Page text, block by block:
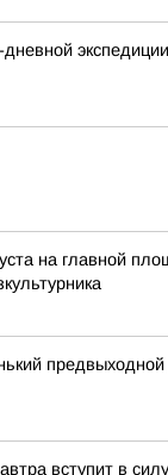
на главной
предвыходной
вступит в силу